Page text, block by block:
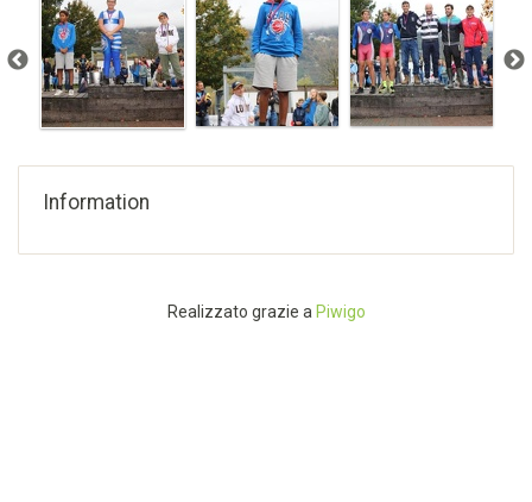
Information
Realizzato grazie a Piwigo